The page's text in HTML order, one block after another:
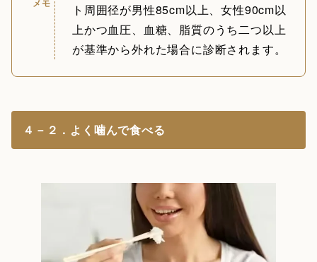
メモ
ト周囲径が男性85cm以上、女性90cm以
上かつ血圧、血糖、脂質のうち二つ以上
が基準から外れた場合に診断されます。
４－２．よく噛んで食べる